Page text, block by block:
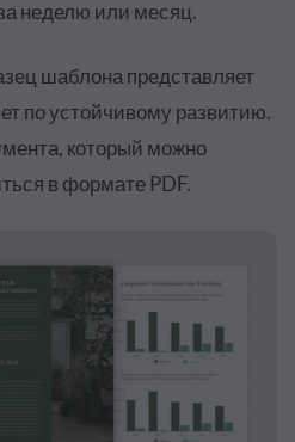
неделю или месяц.
шаблона представляет
по устойчивому развитию.
который можно
в формате PDF.